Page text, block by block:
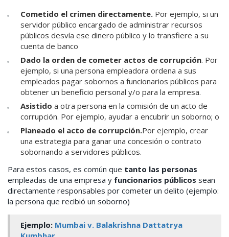
Cometido el crimen directamente. Por ejemplo, si un
servidor público encargado de administrar recursos
públicos desvía ese dinero público y lo transfiere a su
cuenta de banco
Dado la orden de cometer actos de corrupción. Por
ejemplo, si una persona empleadora ordena a sus
empleados pagar sobornos a funcionarios públicos para
obtener un beneficio personal y/o para la empresa.
Asistido a otra persona en la comisión de un acto de
corrupción. Por ejemplo, ayudar a encubrir un soborno; o
Planeado el acto de corrupción.Por ejemplo, crear
una estrategia para ganar una concesión o contrato
sobornando a servidores públicos.
Para estos casos, es común que tanto las personas
empleadas de una empresa y funcionarios públicos sean
directamente responsables por cometer un delito (ejemplo:
la persona que recibió un soborno)
Ejemplo: Mumbai v. Balakrishna Dattatrya